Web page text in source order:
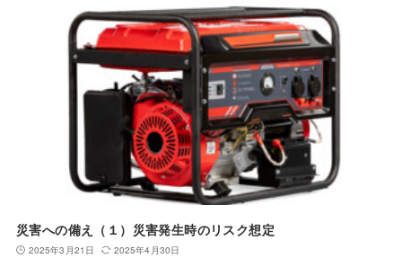
災害への備え（１）災害発生時のリスク想定
2025年3月21日 2025年4月30日